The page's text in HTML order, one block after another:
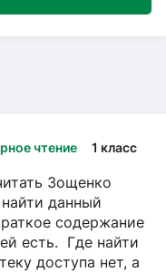
чтение 1 класс
Зощенко
данный
содержание
есть. Где найти
доступа нет, а